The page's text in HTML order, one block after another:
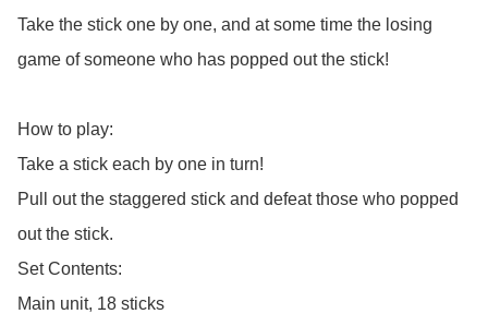
Take the stick one by one, and at some time the losing
game of someone who has popped out the stick!
How to play:
Take a stick each by one in turn!
Pull out the staggered stick and defeat those who popped
out the stick.
Set Contents:
Main unit, 18 sticks